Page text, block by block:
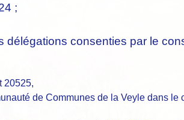
;
consenties par le
20525,
de Communes de la Veyle dans le